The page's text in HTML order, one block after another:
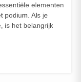
elementen
podium. Als je
is het belangrijk